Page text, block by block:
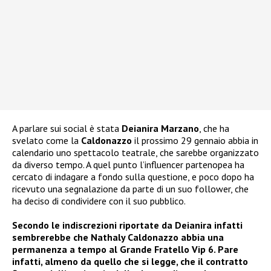
A parlare sui social è stata Deianira Marzano, che ha
svelato come la Caldonazzo il prossimo 29 gennaio abbia in
calendario uno spettacolo teatrale, che sarebbe organizzato
da diverso tempo. A quel punto l’influencer partenopea ha
cercato di indagare a fondo sulla questione, e poco dopo ha
ricevuto una segnalazione da parte di un suo follower, che
ha deciso di condividere con il suo pubblico.
Secondo le indiscrezioni riportate da Deianira infatti
sembrerebbe che Nathaly Caldonazzo abbia una
permanenza a tempo al Grande Fratello Vip 6. Pare
infatti, almeno da quello che si legge, che il contratto